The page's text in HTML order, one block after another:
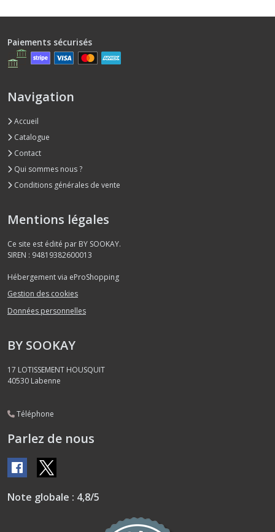
Paiements sécurisés
Navigation
Accueil
Catalogue
Contact
Qui sommes nous ?
Conditions générales de vente
Mentions légales
Ce site est édité par BY SOOKAY.
SIREN : 94819382600013
Hébergement via eProShopping
Gestion des cookies
Données personnelles
BY SOOKAY
17 LOTISSEMENT HOUSQUIT
40530 Labenne
Téléphone
Parlez de nous
Note globale : 4,8/5